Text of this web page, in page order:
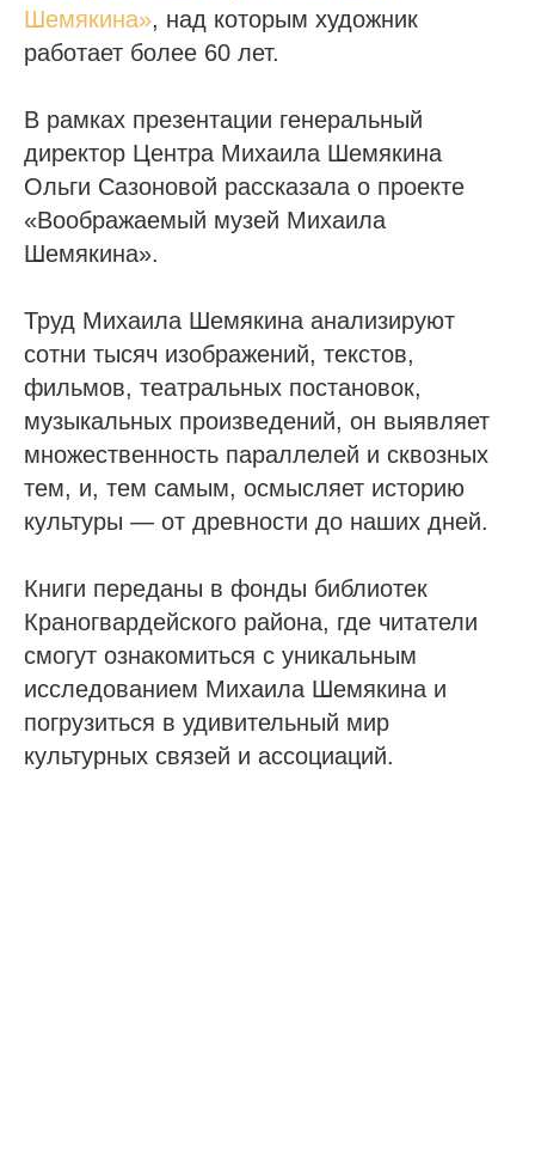
Шемякина», над которым художник
работает более 60 лет.
В рамках презентации генеральный
директор Центра Михаила Шемякина
Ольги Сазоновой рассказала о проекте
«Воображаемый музей Михаила
Шемякина».
Труд Михаила Шемякина анализируют
сотни тысяч изображений, текстов,
фильмов, театральных постановок,
музыкальных произведений, он выявляет
множественность параллелей и сквозных
тем, и, тем самым, осмысляет историю
культуры — от древности до наших дней.
Книги переданы в фонды библиотек
Краногвардейского района, где читатели
смогут ознакомиться с уникальным
исследованием Михаила Шемякина и
погрузиться в удивительный мир
культурных связей и ассоциаций.